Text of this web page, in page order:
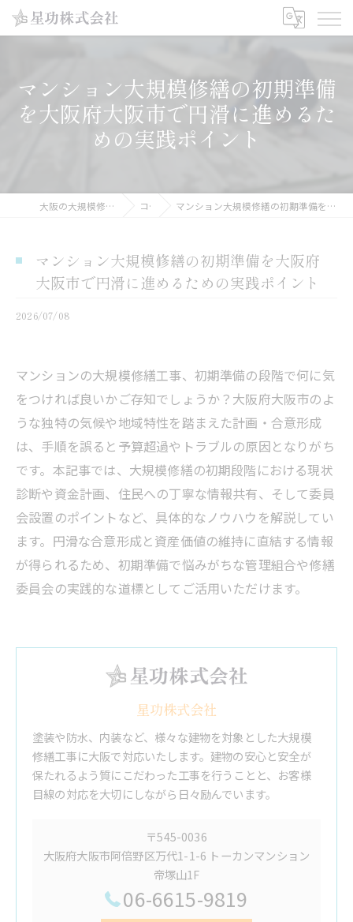
マンション大規模修繕の初期準備
を大阪府大阪市で円滑に進めるた
めの実践ポイント
大阪の大規模修繕工事なら星功株式会社 コラム マンション大規模修繕の初期準備を大阪府大阪市で円滑に進めるための実践ポイント
マンション大規模修繕の初期準備を大阪府
大阪市で円滑に進めるための実践ポイント
2026/07/08
マンションの大規模修繕工事、初期準備の段階で何に気
をつければ良いかご存知でしょうか？大阪府大阪市のよ
うな独特の気候や地域特性を踏まえた計画・合意形成
は、手順を誤ると予算超過やトラブルの原因となりがち
です。本記事では、大規模修繕の初期段階における現状
診断や資金計画、住民への丁寧な情報共有、そして委員
会設置のポイントなど、具体的なノウハウを解説してい
ます。円滑な合意形成と資産価値の維持に直結する情報
が得られるため、初期準備で悩みがちな管理組合や修繕
委員会の実践的な道標としてご活用いただけます。
星功株式会社
塗装や防水、内装など、様々な建物を対象とした大規模
修繕工事に大阪で対応いたします。建物の安心と安全が
保たれるよう質にこだわった工事を行うことと、お客様
目線の対応を大切にしながら日々励んでいます。
〒545-0036
大阪府大阪市阿倍野区万代1-1-6 トーカンマンション
帝塚山1F
06-6615-9819